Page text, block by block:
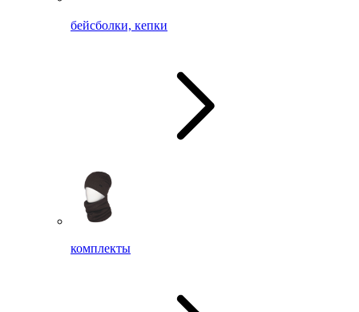
бейсболки, кепки
комплекты